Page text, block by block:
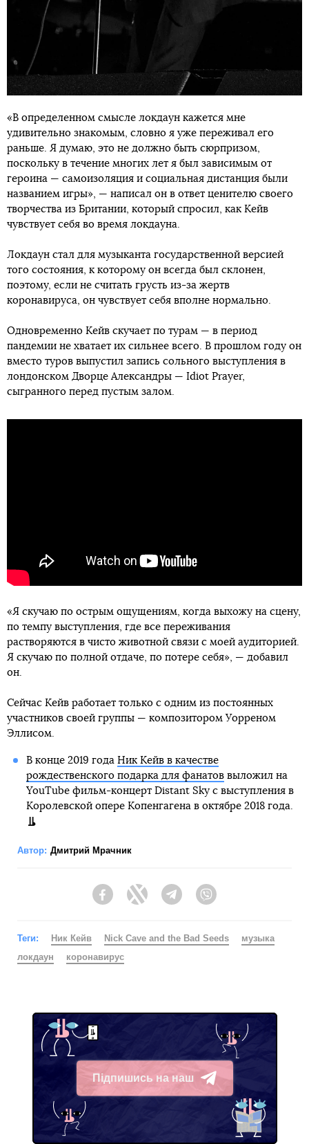
«В определенном смысле локдаун кажется мне
удивительно знакомым, словно я уже переживал его
раньше. Я думаю, это не должно быть сюрпризом,
поскольку в течение многих лет я был зависимым от
героина — самоизоляция и социальная дистанция были
названием игры», — написал он в ответ ценителю своего
творчества из Британии, который спросил, как Кейв
чувствует себя во время локдауна.
Локдаун стал для музыканта государственной версией
того состояния, к которому он всегда был склонен,
поэтому, если не считать грусть из-за жертв
коронавируса, он чувствует себя вполне нормально.
Одновременно Кейв скучает по турам — в период
пандемии не хватает их сильнее всего. В прошлом году он
вместо туров выпустил запись сольного выступления в
лондонском Дворце Александры — Idiot Prayer,
сыгранного перед пустым залом.
«Я скучаю по острым ощущениям, когда выхожу на сцену,
по темпу выступления, где все переживания
растворяются в чисто животной связи с моей аудиторией.
Я скучаю по полной отдаче, по потере себя», — добавил
он.
Сейчас Кейв работает только с одним из постоянных
участников своей группы — композитором Уорреном
Эллисом.
В конце 2019 года Ник Кейв в качестве
рождественского подарка для фанатоввыложил на
YouTube фильм-концерт Distant Sky с выступления в
Королевской опере Копенгагена в октябре 2018 года.
Автор: Дмитрий Мрачник
FacebookTwitter Telegram
Теги: Ник Кейв Nick Cave and the Bad Seeds
музыка
локдаун
коронавирус
Підпишись на наш
Telegram